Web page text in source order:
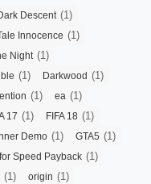
Descent(1)
Innocence (1)
Night(1)
(1) Darkwood (1)
(1) ea (1)
17 (1) FIFA 18 (1)
Demo (1) GTA5 (1)
Speed Payback (1)
(1) origin (1)